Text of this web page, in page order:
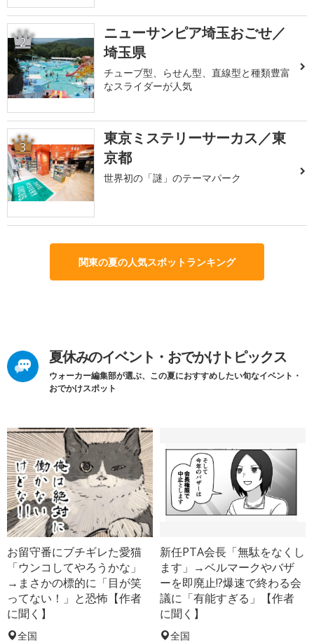
2
ニューサンピア埼玉おごせ／
埼玉県
チューブ型、らせん型、直線型と種類豊富
なスライダーが人気
3
東京ミステリーサーカス／東
京都
世界初の「謎」のテーマパーク
関東の夏の人気スポットランキング
夏休みのイベント・おでかけトピックス
ウォーカー編集部が選ぶ、この夏におすすめしたい旬なイベント・
おでかけスポット
お留守番にブチギレた愛猫
「ウンコしてやろうかな」
→まさかの標的に「目が笑
ってない！」と恐怖【作者
に聞く】
全国
新任PTA会長「無駄をなくし
ます」→ベルマークやバザ
ーを即廃止!?爆速で終わる会
議に「有能すぎる」【作者
に聞く】
全国